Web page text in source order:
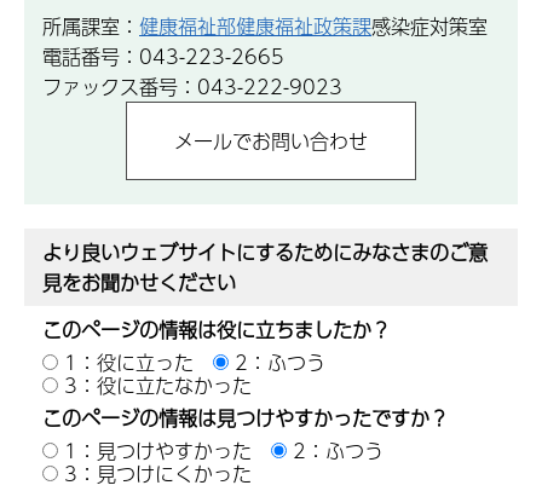
所属課室： 健康福祉部健康福祉政策課感染症対策室
電話番号：043-223-2665
ファックス番号：043-222-9023
より良いウェブサイトにするためにみなさまのご意
見をお聞かせください
このページの情報は役に立ちましたか？
1：役に立った
2：ふつう
3：役に立たなかった
このページの情報は見つけやすかったですか？
1：見つけやすかった
2：ふつう
3：見つけにくかった